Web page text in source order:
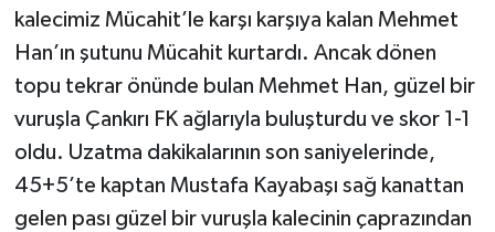
kalecimiz Mücahit’le karşı karşıya kalan Mehmet
Han’ın şutunu Mücahit kurtardı. Ancak dönen
topu tekrar önünde bulan Mehmet Han, güzel bir
vuruşla Çankırı FK ağlarıyla buluşturdu ve skor 1-1
oldu. Uzatma dakikalarının son saniyelerinde,
45+5’te kaptan Mustafa Kayabaşı sağ kanattan
gelen pası güzel bir vuruşla kalecinin çaprazından